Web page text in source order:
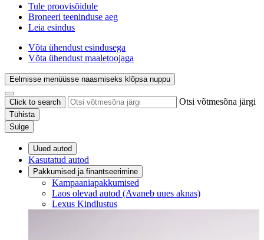
Tule proovisõidule
Broneeri teeninduse aeg
Leia esindus
Võta ühendust esindusega
Võta ühendust maaletoojaga
Eelmisse menüüsse naasmiseks klõpsa nuppu
Click to search Otsi võtmesõna järgi
Tühista
Sulge
Uued autod
Kasutatud autod
Pakkumised ja finantseerimine
Kampaaniapakkumised
Laos olevad autod (Avaneb uues aknas)
Lexus Kindlustus